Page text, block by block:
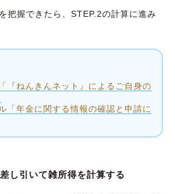
把握できたら、STEP.2の計算に進み
『ねんきんネット』によるご自身の
「年金に関する情報の確認と申請に
し引いて雑所得を計算する